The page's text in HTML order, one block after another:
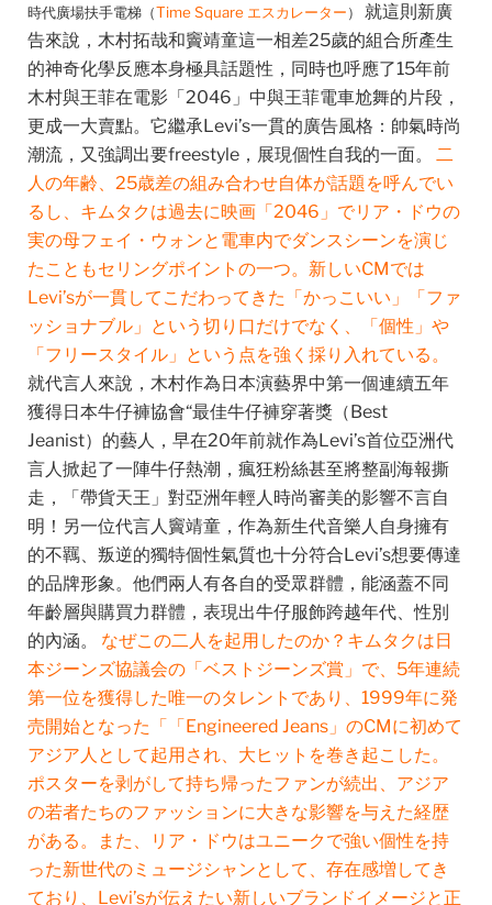
時代廣場扶手電梯（Time Square エスカレーター）
就這則新廣
告來說，木村拓哉和竇靖童這一相差25歲的組合所產生
的神奇化學反應本身極具話題性，同時也呼應了15年前
木村與王菲在電影「2046」中與王菲電車尬舞的片段，
更成一大賣點。它繼承Levi’s一貫的廣告風格：帥氣時尚
潮流，又強調出要freestyle，展現個性自我的一面。
二
人の年齢、25歳差の組み合わせ自体が話題を呼んでい
るし、キムタクは過去に映画「2046」でリア・ドウの
実の母フェイ・ウォンと電車内でダンスシーンを演じ
たこともセリングポイントの一つ。新しいCMでは
Levi’sが一貫してこだわってきた「かっこいい」「ファ
ッショナブル」という切り口だけでなく、「個性」や
「フリースタイル」という点を強く採り入れている。
就代言人來說，木村作為日本演藝界中第一個連續五年
獲得日本牛仔褲協會“最佳牛仔褲穿著獎（Best
Jeanist）的藝人，早在20年前就作為Levi’s首位亞洲代
言人掀起了一陣牛仔熱潮，瘋狂粉絲甚至將整副海報撕
走，「帶貨天王」對亞洲年輕人時尚審美的影響不言自
明！ 另一位代言人竇靖童，作為新生代音樂人自身擁有
的不羈、叛逆的獨特個性氣質也十分符合Levi’s想要傳達
的品牌形象。 他們兩人有各自的受眾群體，能涵蓋不同
年齡層與購買力群體，表現出牛仔服飾跨越年代、性別
的內涵。
なぜこの二人を起用したのか？キムタクは日
本ジーンズ協議会の「ベストジーンズ賞」で、5年連続
第一位を獲得した唯一のタレントであり、1999年に発
売開始となった「
「Engineered Jeans」 のCMに初めて
アジア人として起用され、大ヒットを巻き起こした。
ポスターを剥がして持ち帰ったファンが続出、アジア
の若者たちのファッションに大きな影響を与えた経歴
がある。また、
リア・ドウはユニークで強い個性を持
った新世代のミュージシャンとして、 存在感増してき
ており、
Levi’sが伝えたい新しいブランドイメージと正